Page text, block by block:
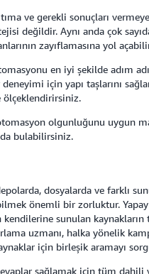
ve gerekli sonuçları
değildir. Aynı anda çok
zayıflamasına yol
en iyi şekilde adım
için yapı taşlarını
ölçeklendirirsiniz.
olgunluğunu uygun
bulabilirsiniz.
dosyalarda ve farklı
önemli bir zorluktur. Yapay
sunulan kaynakların
uzmanı, halka yönelik
için birleşik aramayı
sağlamak için tüm dahili